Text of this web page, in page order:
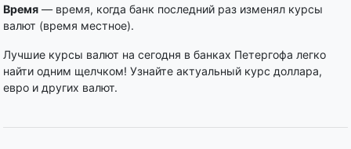
Время — время, когда банк последний раз изменял курсы
валют (время местное).
Лучшие курсы валют на сегодня в банках Петергофа легко
найти одним щелчком! Узнайте актуальный курс доллара,
евро и других валют.